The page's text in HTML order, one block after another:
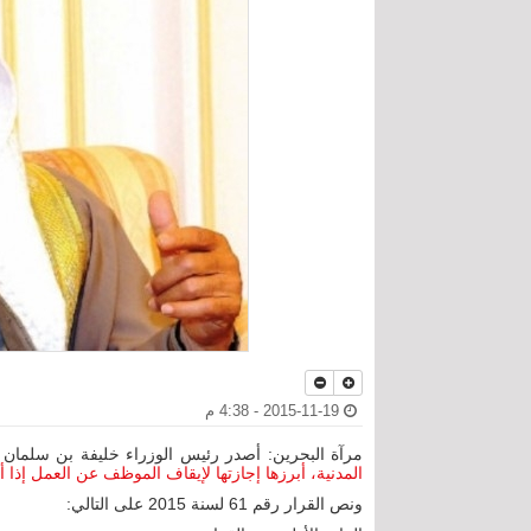
مرآة البحرين: أصدر رئيس الوزراء خليفة بن سلمان
المدنية، أبرزها إجازتها لإيقاف الموظف عن العمل إذا
ونص القرار رقم 61 لسنة 2015 على التالي: